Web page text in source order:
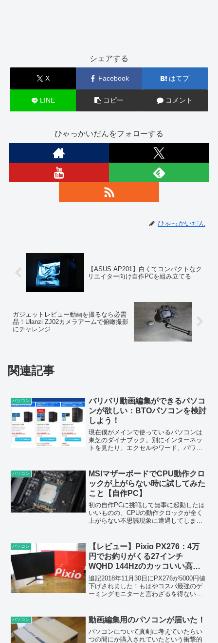
シェアする
X Facebook はてブ
LINE コピー コメント
ひゃっかいだんをフォローする
ひゃっかいだん
【ASUS AP201】白くてコンパクトなク
リエイター向け自作PCを組み立てる
ガジェットレビュー動画を撮るなら必需
品！Ulanzi ZJ02カメラアームで俯瞰撮影
にチャレンジ
関連記事
パソコン
バリバリ動画編集ができるパソコ
ンが欲しい：BTOパソコンを検討
しよう！
現在僕がメインで使っているパソコンは
東芝のダイナブック。別にインターネッ
トを見たり、エクセルやワード、パワー
ころ一気に重くなってきて、電源ボタン
を押してから30分以上た...
パソコン
MSIマザーボードでCPU動作クロ
ックが上がらない時に試してみた
こと【自作PC】
初の自作PCに挑戦して無事に起動したは
いいものの、CPUの動作クロックが全く
上がらない不思議現象に遭遇してしまっ
るはずのCore i7 14700Fが2.35GH...
パソコン
【レビュー】Pixio PX276：4万
円でお釣りがくる27インチ
WQHD 144Hzのカッコいい高性
能ゲーミングモニター
追記2018年11月30日にPX276が5000円値
下げされました！もはやコスパ最強のゲ
ーミングモニターと言わざるを得ないか
大幅に値下げ致しました。PX...
パソコン 動画編集用のパソコンが届いた！
パソコンについて真剣に考えていたらい
つの間にか購入されていたという衝撃的